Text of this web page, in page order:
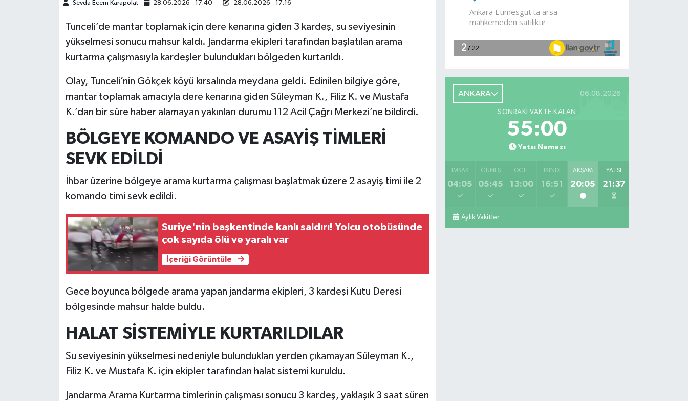
Sevda Ecem Karapolat 28.06.2026 - 17:40 28.06.2026 - 17:16
Tunceli’de mantar toplamak için dere kenarına giden 3 kardeş, su seviyesinin
yükselmesi sonucu mahsur kaldı. Jandarma ekipleri tarafından başlatılan arama
kurtarma çalışmasıyla kardeşler bulundukları bölgeden kurtarıldı.
Olay, Tunceli’nin Gökçek köyü kırsalında meydana geldi. Edinilen bilgiye göre,
mantar toplamak amacıyla dere kenarına giden Süleyman K., Filiz K. ve Mustafa
K.’dan bir süre haber alamayan yakınları durumu 112 Acil Çağrı Merkezi’ne bildirdi.
BÖLGEYE KOMANDO VE ASAYİŞ TİMLERİ
SEVK EDİLDİ
İhbar üzerine bölgeye arama kurtarma çalışması başlatmak üzere 2 asayiş timi ile 2
komando timi sevk edildi.
Suriye'nin başkentinde kanlı saldırı! Yolcu otobüsünde
çok sayıda ölü ve yaralı var
İçeriği Görüntüle
Gece boyunca bölgede arama yapan jandarma ekipleri, 3 kardeşi Kutu Deresi
bölgesinde mahsur halde buldu.
HALAT SİSTEMİYLE KURTARILDILAR
Su seviyesinin yükselmesi nedeniyle bulundukları yerden çıkamayan Süleyman K.,
Filiz K. ve Mustafa K. için ekipler tarafından halat sistemi kuruldu.
Jandarma Arama Kurtarma timlerinin çalışması sonucu 3 kardeş, yaklaşık 3 saat süren
ANKARA 06.08.2026
SONRAKI VAKTE KALAN
55:00
Yatsı Namazı
İMSAK
04:05
GÜNEŞ
05:45
ÖĞLE
13:00
İKINDI
16:51
AKŞAM
20:05
YATSI
21:37
Aylık Vakitler